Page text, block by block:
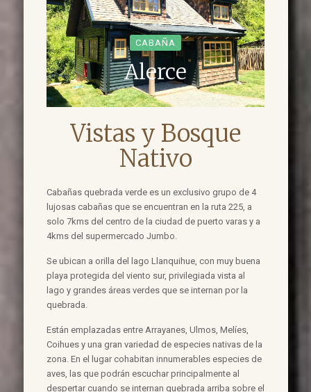
CABAÑA
Alerce
Vistas y Bosque
Nativo
Cabañas quebrada verde es un exclusivo grupo de 4
lujosas cabañas que se encuentran en la ruta 225, a
solo 7kms del centro de la ciudad de puerto varas y a
4kms del supermercado Jumbo.
Se ubican a orilla del lago Llanquihue, con muy buena
playa protegida del viento sur, privilegiada vista al
lago y grandes áreas verdes que se internan por la
quebrada.
Están emplazadas entre Arrayanes, Ulmos, Melíes,
Coihues y una gran variedad de especies nativas de la
zona. En el lugar cohabitan innumerables especies de
aves, las que podrán escuchar principalmente al
despertar cuando se internan quebrada arriba sobre el